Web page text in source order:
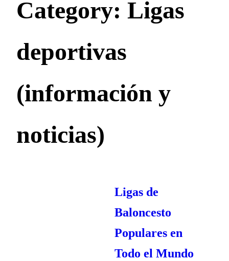
Category: Ligas
deportivas
(información y
noticias)
Ligas de
Baloncesto
Populares en
Todo el Mundo